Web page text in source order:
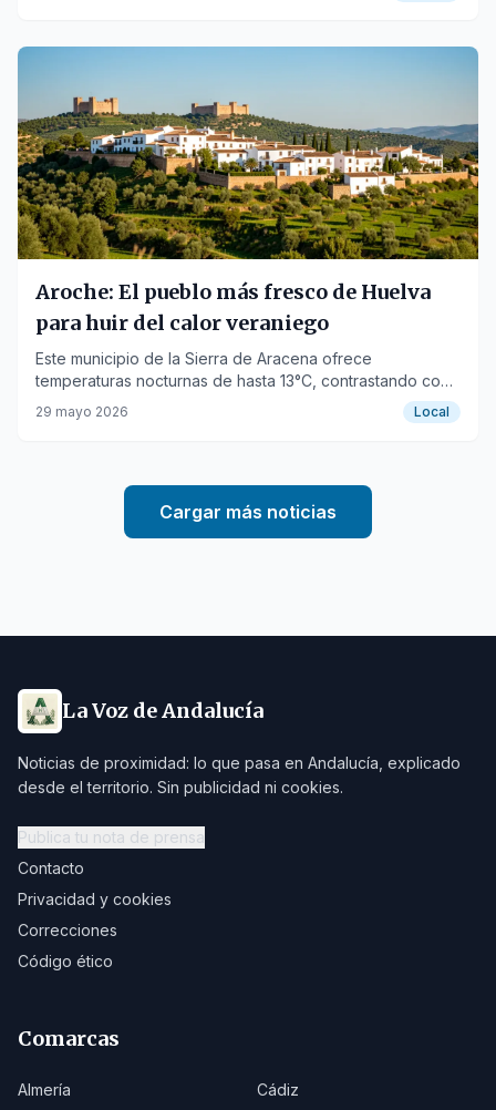
Aroche: El pueblo más fresco de Huelva
para huir del calor veraniego
Este municipio de la Sierra de Aracena ofrece
temperaturas nocturnas de hasta 13°C, contrastando con
los 35°C de la campiña.
29 mayo 2026 Local
Cargar más noticias
La Voz de Andalucía
Noticias de proximidad: lo que pasa en Andalucía, explicado
desde el territorio. Sin publicidad ni cookies.
Publica tu nota de prensa
Contacto
Privacidad y cookies
Correcciones
Código ético
Comarcas
Almería
Cádiz